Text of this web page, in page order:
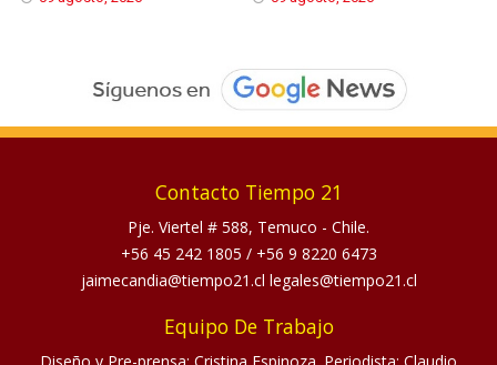
Contacto Tiempo 21
Pje. Viertel # 588, Temuco - Chile.
+56 45 242 1805 / +56 9 8220 6473
jaimecandia@tiempo21.cl legales@tiempo21.cl
Equipo De Trabajo